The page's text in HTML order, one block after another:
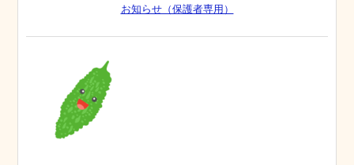
お知らせ（保護者専用）